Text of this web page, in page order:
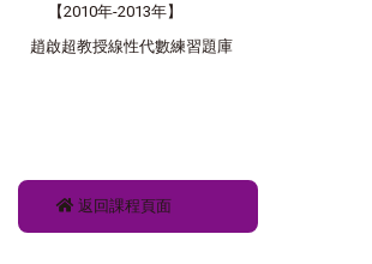
【2010年-2013年】
趙啟超教授線性代數練習題庫
返回課程頁面